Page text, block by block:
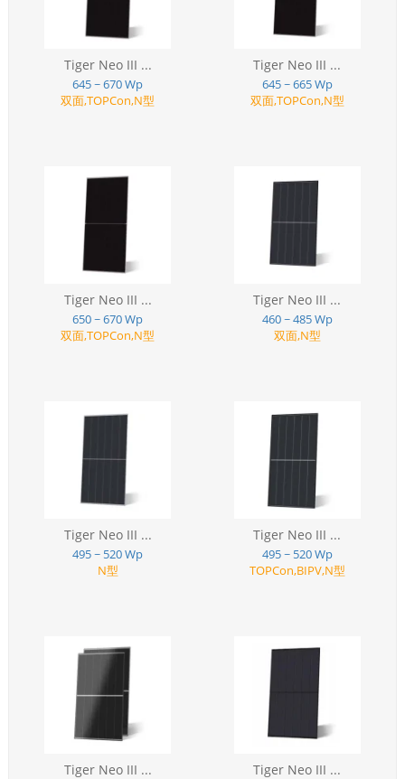
Tiger Neo III ...
645 ~ 670 Wp
双面,TOPCon,N型
Tiger Neo III ...
645 ~ 665 Wp
双面,TOPCon,N型
Tiger Neo III ...
650 ~ 670 Wp
双面,TOPCon,N型
Tiger Neo III ...
460 ~ 485 Wp
双面,N型
Tiger Neo III ...
495 ~ 520 Wp
N型
Tiger Neo III ...
495 ~ 520 Wp
TOPCon,BIPV,N型
Tiger Neo III ... Tiger Neo III ...